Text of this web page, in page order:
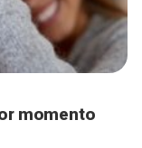
momento